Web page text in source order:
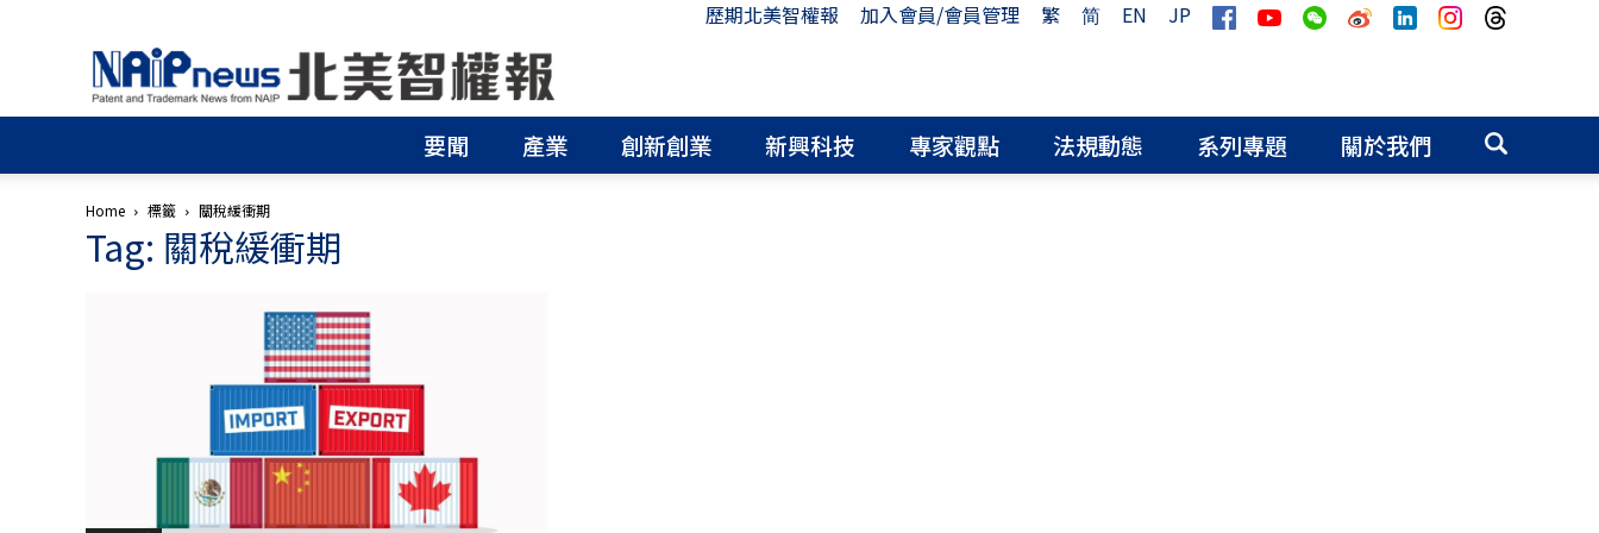
歷期北美智權報 加入會員/會員管理 繁 简 EN
JP
北
美
智
權
│
申
請
商
標
申
請
│
侵
權
析
要聞 產業 創新創業 新興科技 專家觀點 法規動態 系列專題 關於我們
Home 標籤 關稅緩衝期
Tag: 關稅緩衝期